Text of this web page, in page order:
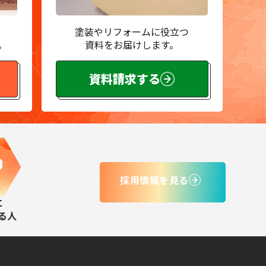
塗装やリフォームに役立つ
資料をお届けします。
資料請求する
人
採用情報を見る